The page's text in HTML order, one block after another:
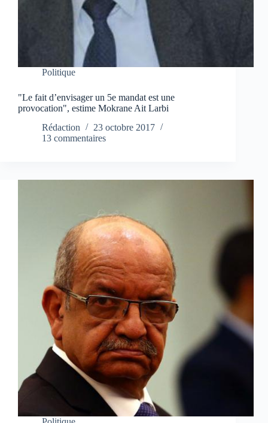
Politique
"Le fait d’envisager un 5e mandat est une
provocation", estime Mokrane Ait Larbi
Rédaction
23 octobre 2017
13 commentaires